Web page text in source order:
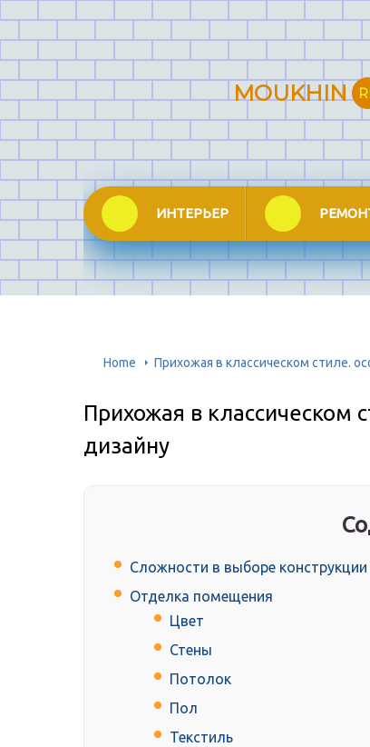
MOUKHIN
ИНТЕРЬЕР
Home Прихожая в классическом стиле.
Прихожая в классическом
дизайну
Сложности в выборе конструкции
Отделка помещения
Цвет
Стены
Потолок
Пол
Текстиль